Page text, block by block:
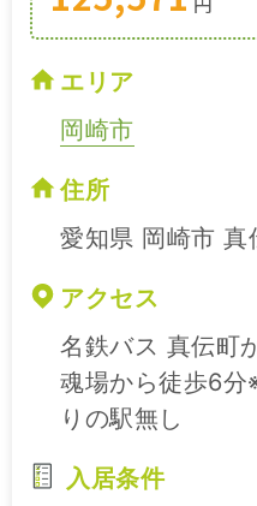
エリア
岡崎市
住所
愛知県 岡崎市 真
アクセス
名鉄バス 真伝町
魂場から徒歩6
りの駅無し
入居条件